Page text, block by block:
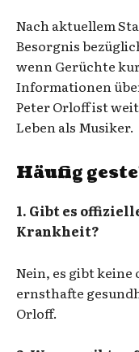
Nach aktuellem
Besorgnis
wenn Gerüchte
Informationen
Peter Orloff ist
Leben als Musiker.
Häufig
1. Gibt es
Krankheit?
Nein, es gibt
ernsthafte
Orloff.